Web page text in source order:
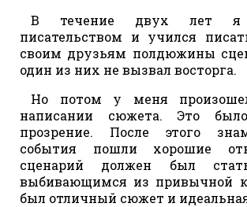
В течение двух лет я
писательством и учился
своим друзьям полдюжины
один из них не вызвал восторга.
Но потом у меня
написании сюжета. Это
прозрение. После этого
события пошли хорошие
сценарий должен был
выбивающимся из привычной
был отличный сюжет и